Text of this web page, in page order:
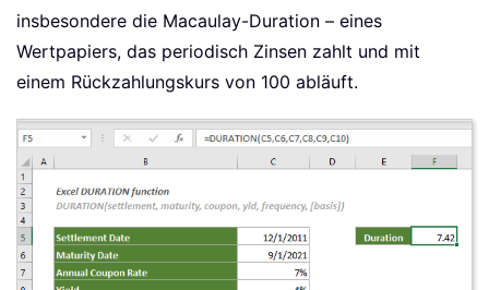
insbesondere die Macaulay-Duration – eines
Wertpapiers, das periodisch Zinsen zahlt und mit
einem Rückzahlungskurs von 100 abläuft.